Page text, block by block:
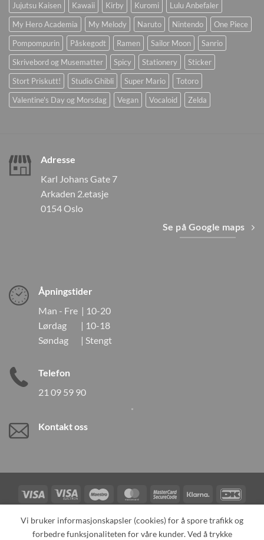
Jujutsu Kaisen
Kawaii Kirby Kuromi
Lulu Anbefaler
My Hero Academia
My Melody Naruto Nintendo
One Piece
Pompompurin
Påskegodt Ramen Sailor Moon
Sanrio
Skrivebord og Musematter
Spicy Stationery
Sticker
Stort Priskutt!
Studio Ghibli Super Mario
Totoro
Valentine's Day og Morsdag
Vegan Vocaloid Zelda
Adresse
Karl Johans Gate 7
Arkaden 2.etasje
0154 Oslo
Se på Google maps
Åpningstider
Man - Fre | 10-20
Lørdag | 10-18
Søndag | Stengt
Telefon
21 09 59 90
Kontakt oss
Visa
Visa
Electron
Maestro MasterCardMasterCard
2
Klarna
Card
TILBAKEKALLINGER KONTAKT OSS OM OSS
Vi bruker informasjonskapsler (cookies) for å spore trafikk og
forbedre funksjonaliteten for våre kunder. Ved å trykke